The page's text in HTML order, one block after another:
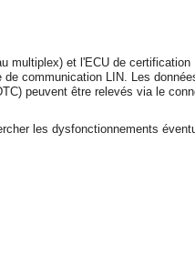
multiplex) et l'ECU de certification
communication LIN. Les
peuvent être relevés via le
les dysfonctionnements